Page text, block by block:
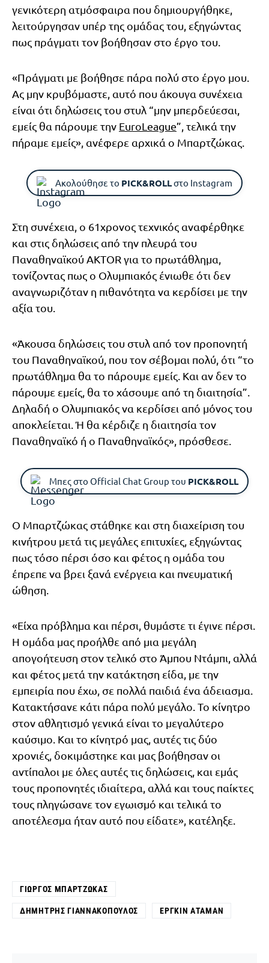
γενικότερη ατμόσφαιρα που δημιουργήθηκε,
λειτούργησαν υπέρ της ομάδας του, εξηγώντας
πως πράγματι τον βοήθησαν στο έργο του.
«Πράγματι με βοήθησε πάρα πολύ στο έργο μου.
Ας μην κρυβόμαστε, αυτό που άκουγα συνέχεια
είναι ότι δηλώσεις του στυλ “μην μπερδεύεσαι,
εμείς θα πάρουμε την EuroLeague”, τελικά την
πήραμε εμείς», ανέφερε αρχικά ο Μπαρτζώκας.
Ακολούθησε το PICK&ROLLστο Instagram
Στη συνέχεια, ο 61χρονος τεχνικός αναφέρθηκε
και στις δηλώσεις από την πλευρά του
Παναθηναϊκού AKTOR για το πρωτάθλημα,
τονίζοντας πως ο Ολυμπιακός ένιωθε ότι δεν
αναγνωριζόταν η πιθανότητα να κερδίσει με την
αξία του.
«Άκουσα δηλώσεις του στυλ από τον προπονητή
του Παναθηναϊκού, που τον σέβομαι πολύ, ότι “το
πρωτάθλημα θα το πάρουμε εμείς. Και αν δεν το
πάρουμε εμείς, θα το χάσουμε από τη διαιτησία”.
Δηλαδή ο Ολυμπιακός να κερδίσει από μόνος του
αποκλείεται. Ή θα κέρδιζε η διαιτησία τον
Παναθηναϊκό ή ο Παναθηναϊκός», πρόσθεσε.
Μπες στο Official Chat Group του PICK&ROLL
Ο Μπαρτζώκας στάθηκε και στη διαχείριση του
κινήτρου μετά τις μεγάλες επιτυχίες, εξηγώντας
πως τόσο πέρσι όσο και φέτος η ομάδα του
έπρεπε να βρει ξανά ενέργεια και πνευματική
ώθηση.
«Είχα πρόβλημα και πέρσι, θυμάστε τι έγινε πέρσι.
Η ομάδα μας προήλθε από μια μεγάλη
απογοήτευση στον τελικό στο Άμπου Ντάμπι, αλλά
και φέτος μετά την κατάκτηση είδα, με την
εμπειρία που έχω, σε πολλά παιδιά ένα άδειασμα.
Κατακτήσανε κάτι πάρα πολύ μεγάλο. Το κίνητρο
στον αθλητισμό γενικά είναι το μεγαλύτερο
καύσιμο. Και το κίνητρό μας, αυτές τις δύο
χρονιές, δοκιμάστηκε και μας βοήθησαν οι
αντίπαλοι με όλες αυτές τις δηλώσεις, και εμάς
τους προπονητές ιδιαίτερα, αλλά και τους παίκτες
τους πληγώσανε τον εγωισμό και τελικά το
αποτέλεσμα ήταν αυτό που είδατε», κατέληξε.
ΓΙΏΡΓΟΣ ΜΠΑΡΤΖΏΚΑΣ
ΔΗΜΉΤΡΗΣ ΓΙΑΝΝΑΚΌΠΟΥΛΟΣ ΕΡΓΚΊΝ ΑΤΑΜΆΝ